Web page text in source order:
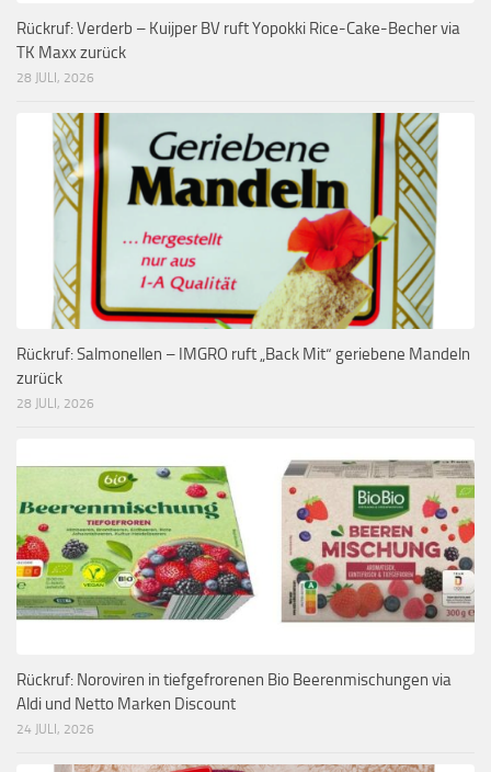
Rückruf: Verderb – Kuijper BV ruft Yopokki Rice-Cake-Becher via
TK Maxx zurück
28 JULI, 2026
Rückruf: Salmonellen – IMGRO ruft „Back Mit“ geriebene Mandeln
zurück
28 JULI, 2026
Rückruf: Noroviren in tiefgefrorenen Bio Beerenmischungen via
Aldi und Netto Marken Discount
24 JULI, 2026